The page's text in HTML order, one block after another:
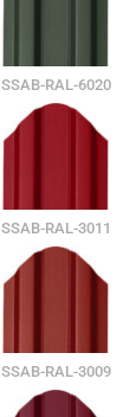
SSAB-RAL-6020
SSAB-RAL-3011
SSAB-RAL-3009